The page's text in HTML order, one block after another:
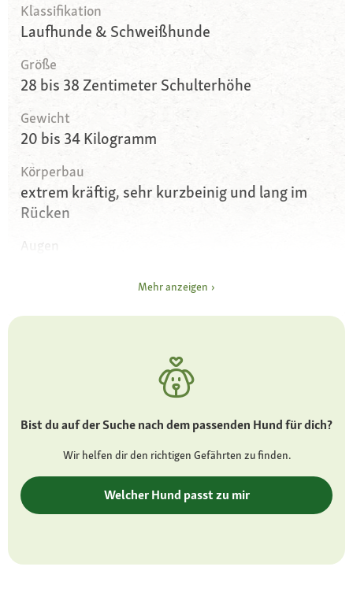
Klassifikation
Laufhunde & Schweißhunde
Größe
28 bis 38 Zentimeter Schulterhöhe
Gewicht
20 bis 34 Kilogramm
Körperbau
extrem kräftig, sehr kurzbeinig und lang im
Rücken
Augen
Ohren
kurz, robust in Braun/Weiß gescheckt und
Besonderheiten
gemäßigte Zuchtformen von seriösen
Züchtern kaufen
jagdfreudig
Mehr anzeigen
Bist du auf der Suche nach dem passenden Hund für dich?
Wir helfen dir den richtigen Gefährten zu finden.
Welcher Hund passt zu mir